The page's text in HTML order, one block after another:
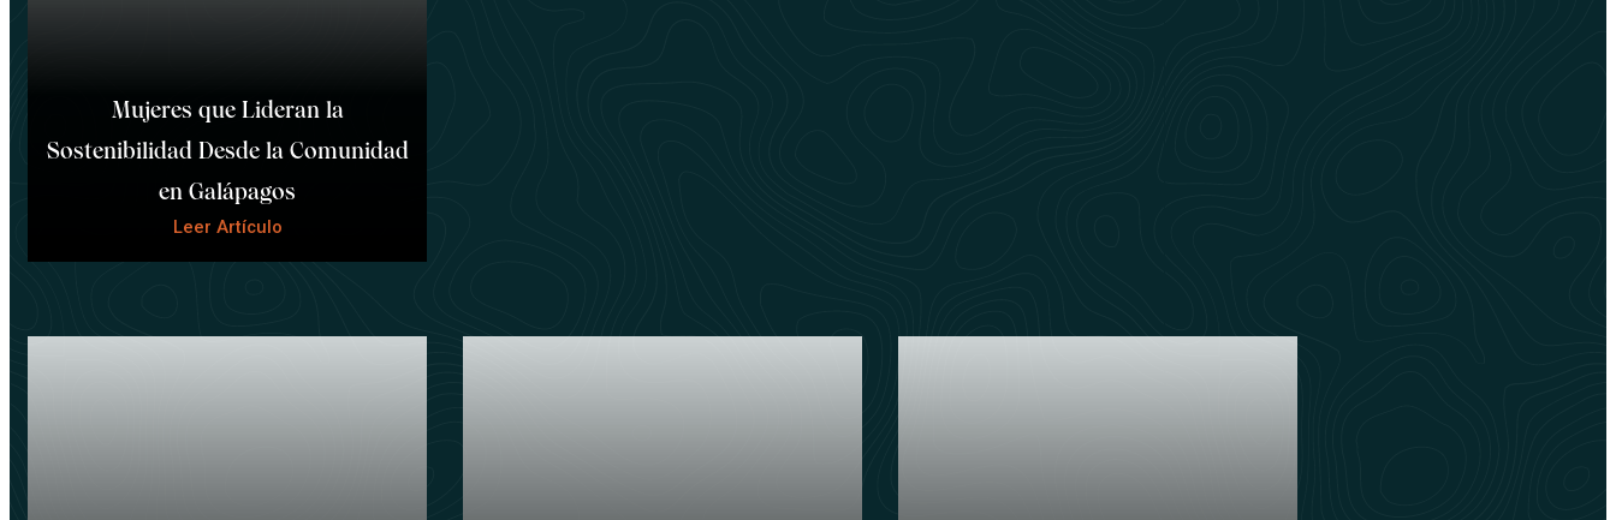
Mujeres que Lideran la
Sostenibilidad Desde la Comunidad
en Galápagos
Leer Artículo